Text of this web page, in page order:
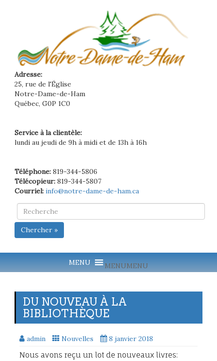
Adresse:
25, rue de l'Église
Notre-Dame-de-Ham
Québec, G0P 1C0
Service à la clientèle:
lundi au jeudi de 9h à midi et de 13h à 16h
Téléphone: 819-344-5806
Télécopieur: 819-344-5807
Courriel: info@notre-dame-de-ham.ca
Chercher »
MENUMENU
DU NOUVEAU À LA
BIBLIOTHÈQUE
admin Nouvelles 8 janvier 2018
Nous avons reçu un lot de nouveaux livres: